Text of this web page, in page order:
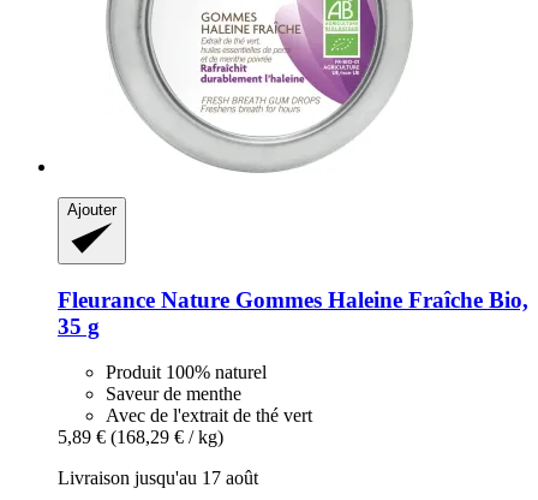
Ajouter
Fleurance Nature Gommes Haleine Fraîche Bio,
35 g
Produit 100% naturel
Saveur de menthe
Avec de l'extrait de thé vert
5,89 € (168,29 € / kg)
Livraison jusqu'au 17 août